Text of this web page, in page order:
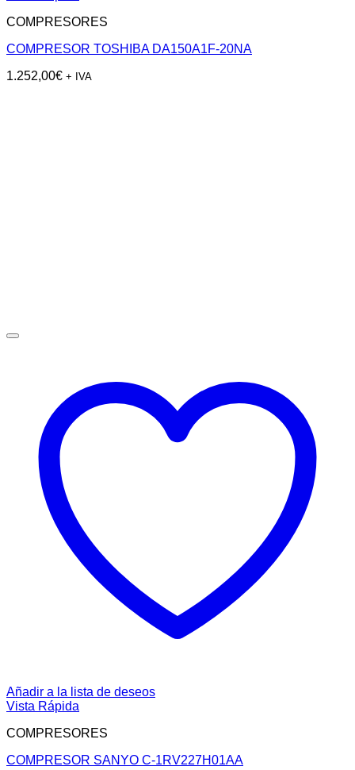
COMPRESORES
COMPRESOR TOSHIBA DA150A1F-20NA
1.252,00€ + IVA
Añadir a la lista de deseos
Vista Rápida
COMPRESORES
COMPRESOR SANYO C-1RV227H01AA